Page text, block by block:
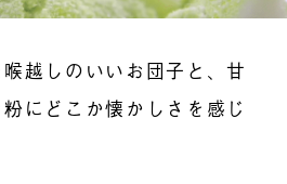
越しのいいお団子と、甘
にどこか懐かしさを感じ